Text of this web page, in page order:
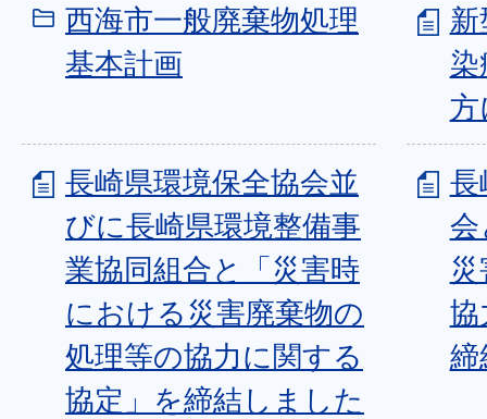
西海市一般廃棄物処理
基本計画
長崎県環境保全協会並
びに長崎県環境整備事
業協同組合と「災害時
における災害廃棄物の
処理等の協力に関する
協定」を締結しました
長
会
協
締